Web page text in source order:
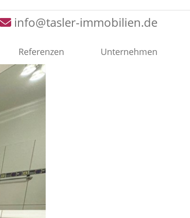
info@tasler-immobilien.de
Referenzen Unternehmen